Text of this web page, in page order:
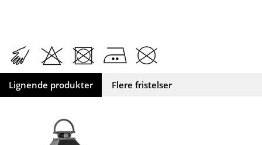
Lignende produkter Flere fristelser